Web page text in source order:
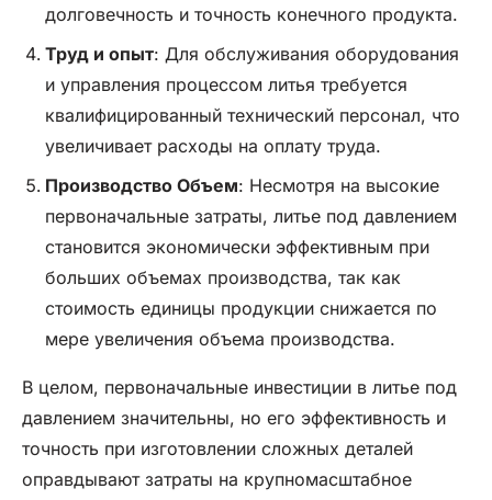
долговечность и точность конечного продукта.
Труд и опыт: Для обслуживания оборудования
и управления процессом литья требуется
квалифицированный технический персонал, что
увеличивает расходы на оплату труда.
Производство Объем: Несмотря на высокие
первоначальные затраты, литье под давлением
становится экономически эффективным при
больших объемах производства, так как
стоимость единицы продукции снижается по
мере увеличения объема производства.
В целом, первоначальные инвестиции в литье под
давлением значительны, но его эффективность и
точность при изготовлении сложных деталей
оправдывают затраты на крупномасштабное